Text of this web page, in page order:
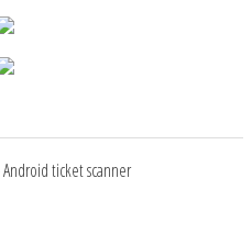
Android ticket scanner